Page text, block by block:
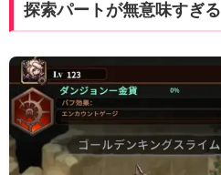
探索パートが無意味すぎる